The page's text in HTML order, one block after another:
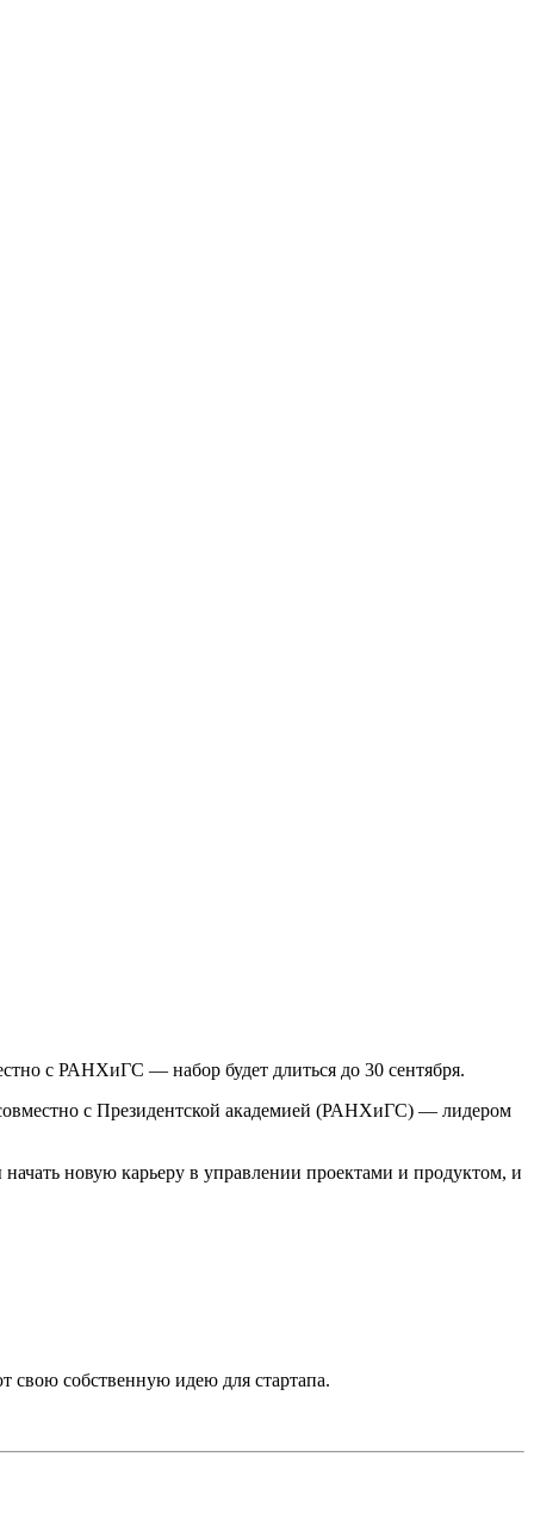
с РАНХиГС — набор будет длиться до 30 сентября.
с Президентской академией (РАНХиГС) — лидером
новую карьеру в управлении проектами и продуктом, и
свою собственную идею для стартапа.